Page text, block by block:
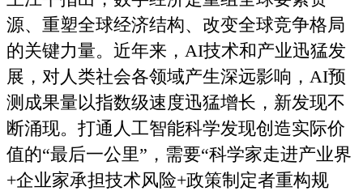
源、重塑全球经济结构、改变全球竞争格局
的关键力量。近年来，AI技术和产业迅猛发
展，对人类社会各领域产生深远影响，AI预
测成果量以指数级速度迅猛增长，新发现不
断涌现。打通人工智能科学发现创造实际价
值的“最后一公里”，需要“科学家走进产业界
+企业家承担技术风险+政策制定者重构规